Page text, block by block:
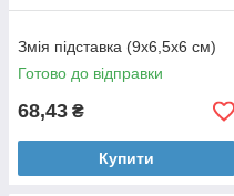
Змія підставка (9х6,5х6 см)
Готово до відправки
68,43 ₴
Купити